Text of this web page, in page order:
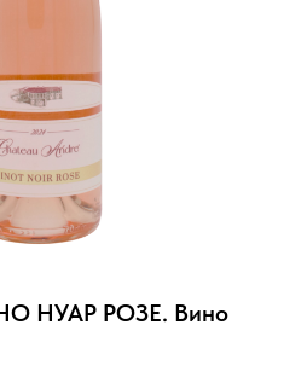
НУАР РОЗЕ. Вино